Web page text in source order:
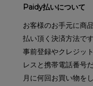
Paidy払いについて
お客様のお手元に商
払い頂く決済方法です
事前登録やクレジッ
レスと携帯電話番号
月に何回お買い物を